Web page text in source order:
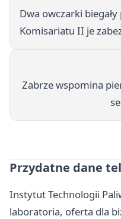
Dwa owczarki
Komisariatu II je
Zabrze wspomina
Przydatne dane
Instytut Technologii
laboratoria, oferta dla